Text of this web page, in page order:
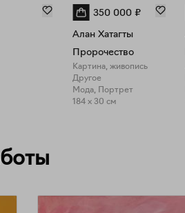
350 000 ₽
Алан Хатагты
Пророчество
Картина, живопись
Другое
Мода, Портрет
184 x 30 см